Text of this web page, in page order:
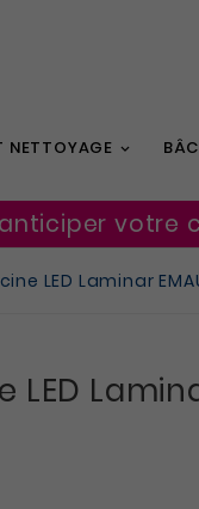
NETTOYAGE
votre
LED Laminar
LED